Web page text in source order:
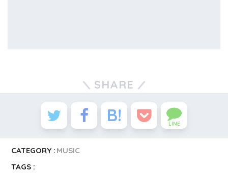
SHARE
LINE
CATEGORY : MUSIC
TAGS :